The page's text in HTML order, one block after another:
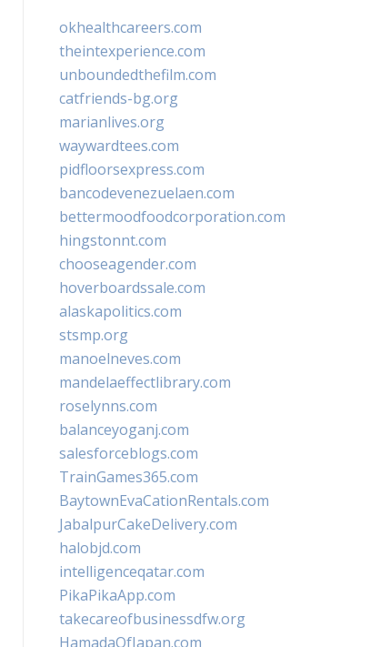
okhealthcareers.com
theintexperience.com
unboundedthefilm.com
catfriends-bg.org
marianlives.org
waywardtees.com
pidfloorsexpress.com
bancodevenezuelaen.com
bettermoodfoodcorporation.com
hingstonnt.com
chooseagender.com
hoverboardssale.com
alaskapolitics.com
stsmp.org
manoelneves.com
mandelaeffectlibrary.com
roselynns.com
balanceyoganj.com
salesforceblogs.com
TrainGames365.com
BaytownEvaCationRentals.com
JabalpurCakeDelivery.com
halobjd.com
intelligenceqatar.com
PikaPikaApp.com
takecareofbusinessdfw.org
HamadaOfJapan.com